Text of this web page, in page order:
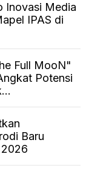
Inovasi Media
IPAS di
Full MooN"
Potensi
Baru